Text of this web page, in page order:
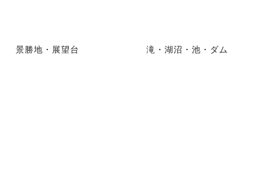
景勝地・展望台 滝・湖沼・池・ダム